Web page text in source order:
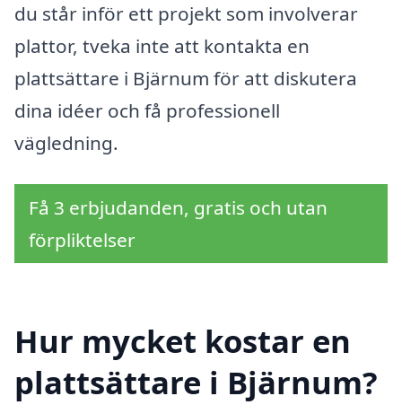
du står inför ett projekt som involverar
plattor, tveka inte att kontakta en
plattsättare i Bjärnum för att diskutera
dina idéer och få professionell
vägledning.
Få 3 erbjudanden, gratis och utan
förpliktelser
Hur mycket kostar en
plattsättare i Bjärnum?